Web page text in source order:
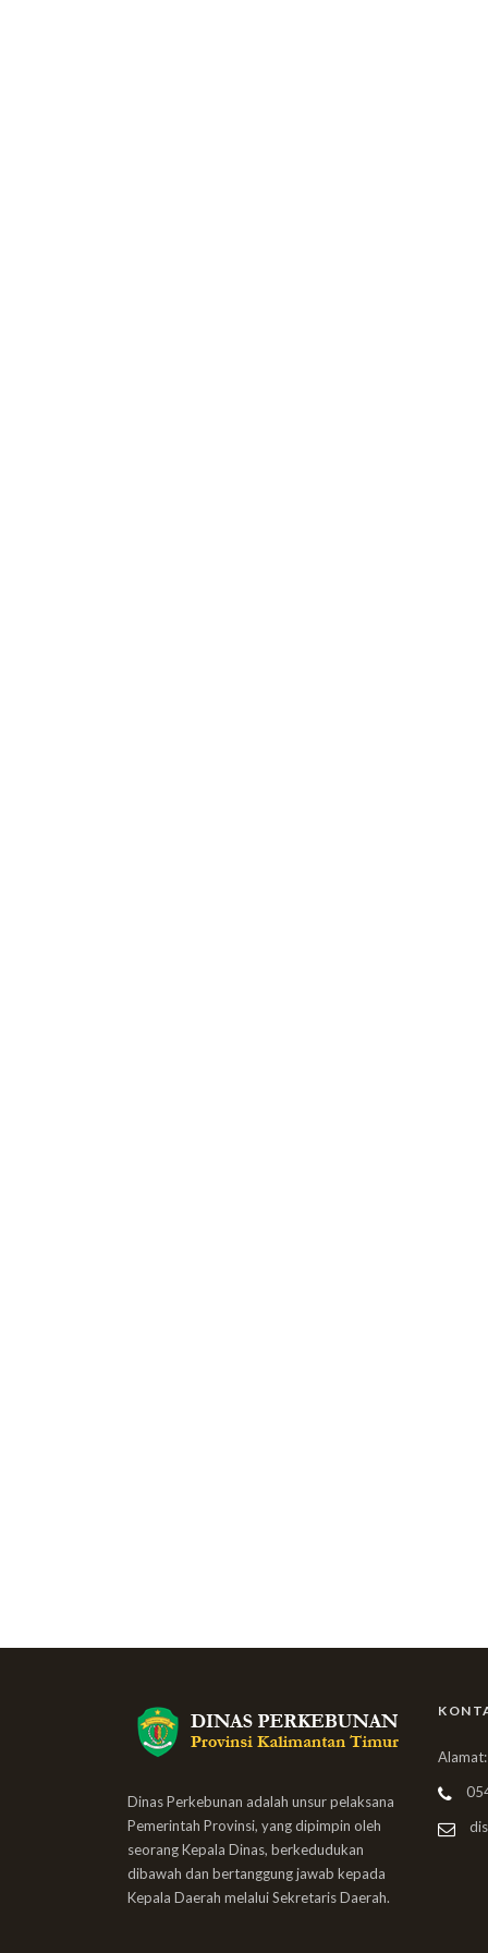
Dinas Perkebunan adalah unsur pelaksana
Pemerintah Provinsi, yang dipimpin oleh
seorang Kepala Dinas, berkedudukan
dibawah dan bertanggung jawab kepada
Kepala Daerah melalui Sekretaris Daerah.